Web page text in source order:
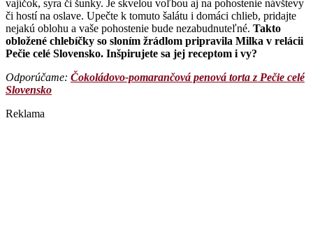
vajíčok, syra či šunky. Je skvelou voľbou aj na pohostenie návštevy
či hostí na oslave. Upečte k tomuto šalátu i domáci chlieb, pridajte
nejakú oblohu a vaše pohostenie bude nezabudnuteľné. Takto
obložené chlebíčky so sloním žrádlom pripravila Milka v relácii
Pečie celé Slovensko. Inšpirujete sa jej receptom i vy?
Odporúčame: Čokoládovo-pomarančová penová torta z Pečie celé
Slovensko
Reklama